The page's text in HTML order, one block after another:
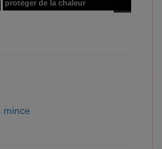
protéger de la chaleur
mince